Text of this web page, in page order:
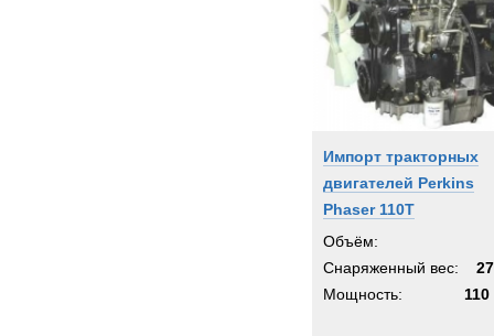
Импорт тракторных
двигателей Perkins
Phaser 110T
Объём:
Снаряженный вес:
Мощность: